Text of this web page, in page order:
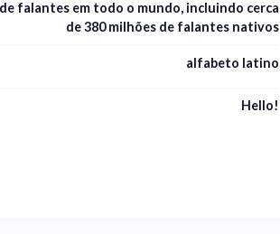
falantes em todo o mundo, incluindo cerca
de 380 milhões de falantes nativos
alfabeto latino
Hello!